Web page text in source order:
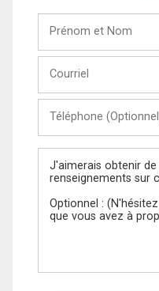
Nom
(Optionnel)
Message